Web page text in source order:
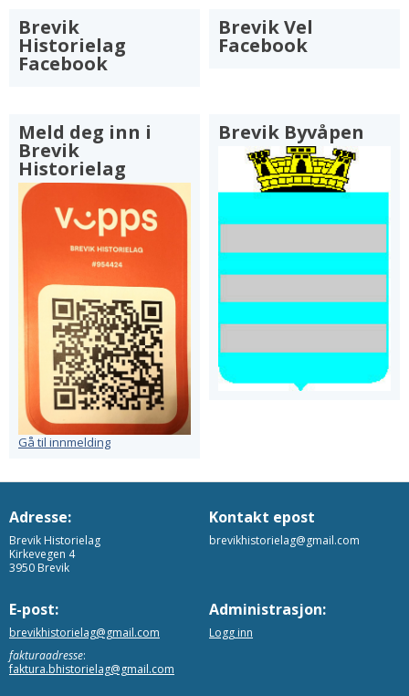
Brevik
Historielag
Facebook
Brevik Vel
Facebook
Meld deg inn i
Brevik
Historielag
Gå til innmelding
Brevik Byvåpen
Adresse:
Brevik Historielag
Kirkevegen 4
3950 Brevik
Kontakt epost
brevikhistorielag@gmail.com
E-post:
brevikhistorielag@gmail.com
fakturaadresse:
faktura.bhistorielag@gmail.com
Administrasjon:
Logg inn